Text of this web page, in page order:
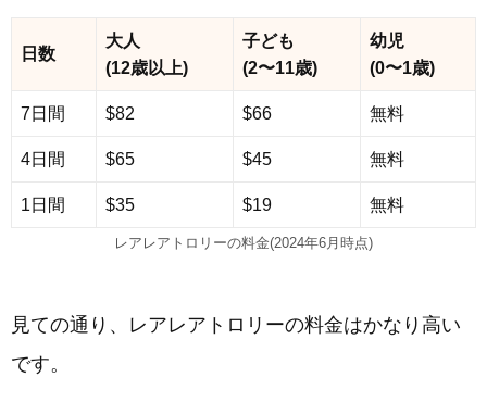
日数
大人
(12歳以上)
子ども
(2〜11歳)
幼児
(0〜1歳)
7日間 $82 $66 無料
4日間 $65 $45 無料
1日間 $35 $19 無料
レアレアトロリーの料金(2024年6月時点)
見ての通り、レアレアトロリーの料金はかなり高い
です。